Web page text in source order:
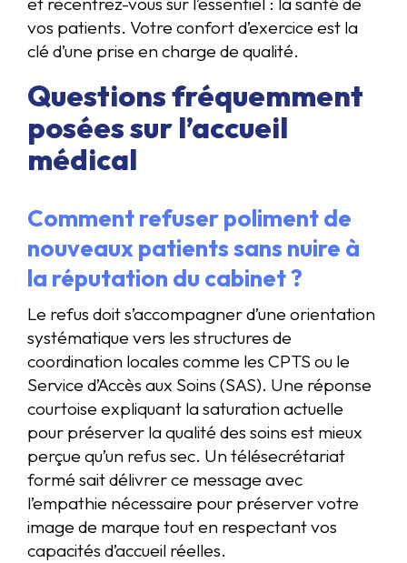
vos patients. Votre confort d’exercice est la
clé d’une prise en charge de qualité.
Questions fréquemment
posées sur l’accueil
médical
Comment refuser poliment de
nouveaux patients sans nuire à
la réputation du cabinet ?
Le refus doit s’accompagner d’une orientation
systématique vers les structures de
coordination locales comme les CPTS ou le
Service d’Accès aux Soins (SAS). Une réponse
courtoise expliquant la saturation actuelle
pour préserver la qualité des soins est mieux
perçue qu’un refus sec. Un télésecrétariat
formé sait délivrer ce message avec
l’empathie nécessaire pour préserver votre
image de marque tout en respectant vos
capacités d’accueil réelles.